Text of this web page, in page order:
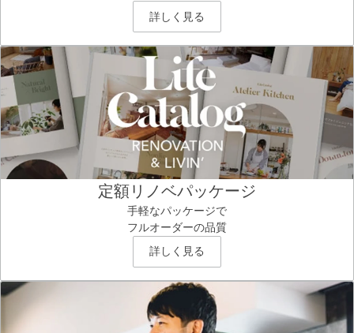
詳しく見る
定額リノベパッケージ
手軽なパッケージで
フルオーダーの品質
詳しく見る